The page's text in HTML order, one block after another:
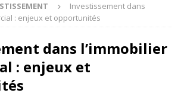
Investissement dans
: enjeux et opportunités
dans l’immobilier
: enjeux et